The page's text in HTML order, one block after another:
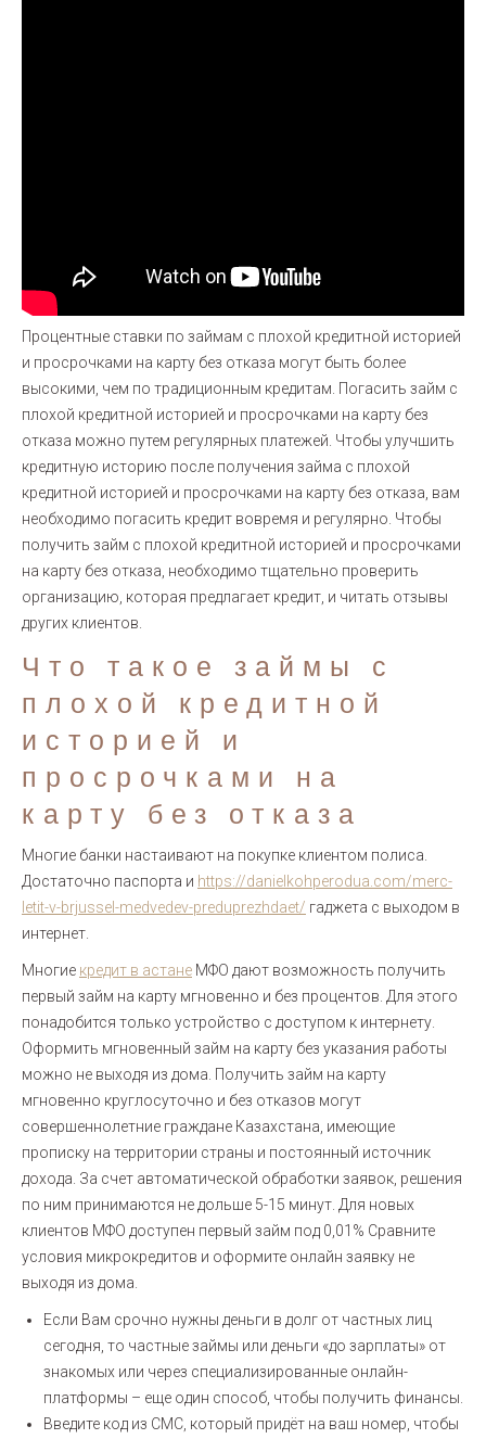
Процентные ставки по займам с плохой кредитной историей
и просрочками на карту без отказа могут быть более
высокими, чем по традиционным кредитам. Погасить займ с
плохой кредитной историей и просрочками на карту без
отказа можно путем регулярных платежей. Чтобы улучшить
кредитную историю после получения займа с плохой
кредитной историей и просрочками на карту без отказа, вам
необходимо погасить кредит вовремя и регулярно. Чтобы
получить займ с плохой кредитной историей и просрочками
на карту без отказа, необходимо тщательно проверить
организацию, которая предлагает кредит, и читать отзывы
других клиентов.
Что такое займы с
плохой кредитной
историей и
просрочками на
карту без отказа
Многие банки настаивают на покупке клиентом полиса.
Достаточно паспорта и https://danielkohperodua.com/merc-
letit-v-brjussel-medvedev-preduprezhdaet/ гаджета с выходом в
интернет.
Многие кредит в астане МФО дают возможность получить
первый займ на карту мгновенно и без процентов. Для этого
понадобится только устройство с доступом к интернету.
Оформить мгновенный займ на карту без указания работы
можно не выходя из дома. Получить займ на карту
мгновенно круглосуточно и без отказов могут
совершеннолетние граждане Казахстана, имеющие
прописку на территории страны и постоянный источник
дохода. За счет автоматической обработки заявок, решения
по ним принимаются не дольше 5-15 минут. Для новых
клиентов МФО доступен первый займ под 0,01% Сравните
условия микрокредитов и оформите онлайн заявку не
выходя из дома.
Если Вам срочно нужны деньги в долг от частных лиц
сегодня, то частные займы или деньги «до зарплаты» от
знакомых или через специализированные онлайн-
платформы – еще один способ, чтобы получить финансы.
Введите код из СМС, который придёт на ваш номер, чтобы